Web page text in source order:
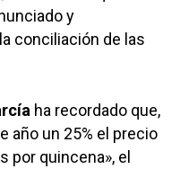
y
conciliación de las
ha recordado que,
año un 25% el precio
por quincena», el